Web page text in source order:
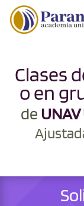
Clases
o en
de